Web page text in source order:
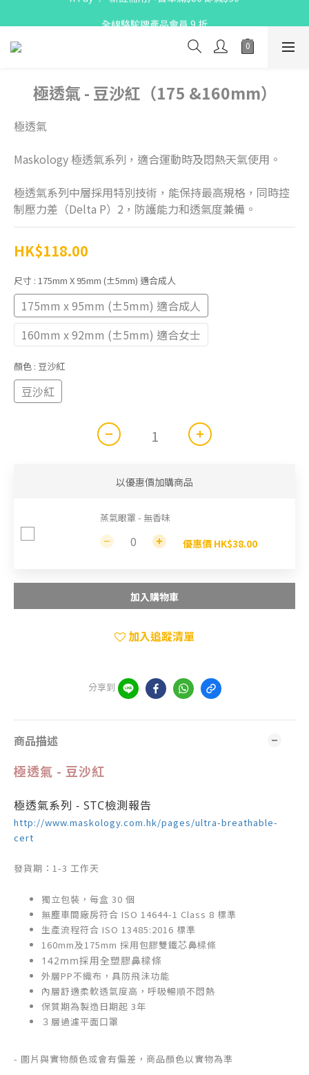
全線駱駝牌產品會員 9 折
購物折實滿$300可享免運費
極透氣 - 豆沙紅（175 &160mm）
極透氣
Maskology 極透氣系列，適合運動時及悶熱天氣使用。
極透氣系列中層採用特別技術，能保持最高規格，同時控
制壓力差（Delta P）2，防護能力和透氣度兼備。
HK$118.00
尺寸 : 175mm X 95mm (±5mm) 適合成人
175mm x 95mm (±5mm) 適合成人
160mm x 92mm (±5mm) 適合女士
顏色 : 豆沙紅
豆沙紅
以優惠價加購商品
蒸氣眼罩 - 無香味
優惠價 HK$38.00
加入購物車
加入追蹤清單
分享到
商品描述
極透氣 - 豆沙紅
極透氣系列 - STC檢測報告
http://www.maskology.com.hk/pages/ultra-breathable-
cert
發貨期：1-3 工作天
獨立包裝，每盒 30 個
無塵車間廠房符合 ISO 14644-1 Class 8 標準
生產流程符合 ISO 13485:2016 標準
160mm及175mm 採用包膠雙鐵芯鼻樑條
142mm採用全塑膠鼻樑條
外層PP不織布，具防飛沬功能
內層舒適柔軟透氣度高，呼吸暢順不悶熱
保質期為製造日期起 3年
３層過濾平面口罩
- 圖片與實物顏色或會有偏差，商品顏色以實物為準